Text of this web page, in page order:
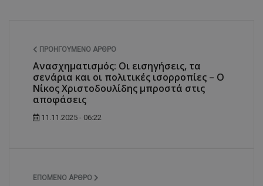
ΠΡΟΗΓΟΎΜΕΝΟ ΆΡΘΡΟ
Ανασχηματισμός: Οι εισηγήσεις, τα
σενάρια και οι πολιτικές ισορροπίες – Ο
Νίκος Χριστοδουλίδης μπροστά στις
αποφάσεις
11.11.2025 - 06:22
ΕΠΌΜΕΝΟ ΆΡΘΡΟ